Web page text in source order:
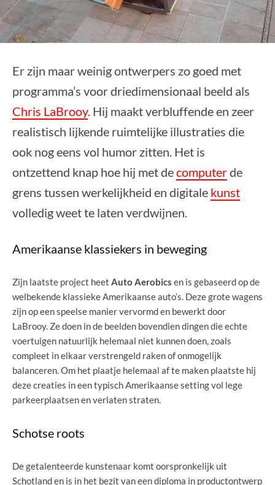
Er zijn maar weinig ontwerpers zo goed met
programma’s voor driedimensionaal beeld als
Chris LaBrooy. Hij maakt verbluffende en zeer
realistisch lijkende ruimtelijke illustraties die
ook nog eens vol humor zitten. Het is
ontzettend knap hoe hij met decomputerde
grens tussen werkelijkheid en digitale kunst
volledig weet te laten verdwijnen.
Amerikaanse klassiekers in beweging
Zijn laatste project heet Auto Aerobics en is gebaseerd op de
welbekende klassieke Amerikaanse auto’s. Deze grote wagens
zijn op een speelse manier vervormd en bewerkt door
LaBrooy. Ze doen in de beelden bovendien dingen die echte
voertuigen natuurlijk helemaal niet kunnen doen, zoals
compleet in elkaar verstrengeld raken of onmogelijk
balanceren. Om het plaatje helemaal af te maken plaatste hij
deze creaties in een typisch Amerikaanse setting vol lege
parkeerplaatsen en verlaten straten.
Schotse roots
De getalenteerde kunstenaar komt oorspronkelijk uit
Schotland en is in het bezit van een diploma in productontwerp